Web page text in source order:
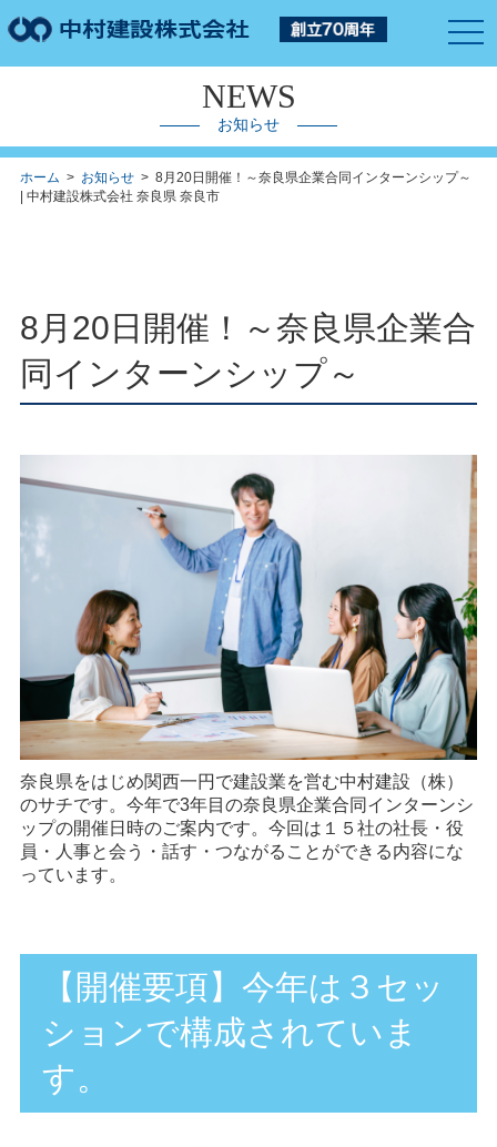
NEWS
お知らせ
ホーム > お知らせ> 8月20日開催！～奈良県企業合同インターンシップ～
| 中村建設株式会社 奈良県 奈良市
8月20日開催！～奈良県企業合
同インターンシップ～
奈良県をはじめ関西一円で建設業を営む中村建設（株）
のサチです。今年で3年目の奈良県企業合同インターンシ
ップの開催日時のご案内です。今回は１５社の社長・役
員・人事と会う・話す・つながることができる内容にな
っています。
【開催要項】今年は３セッ
ションで構成されていま
す。